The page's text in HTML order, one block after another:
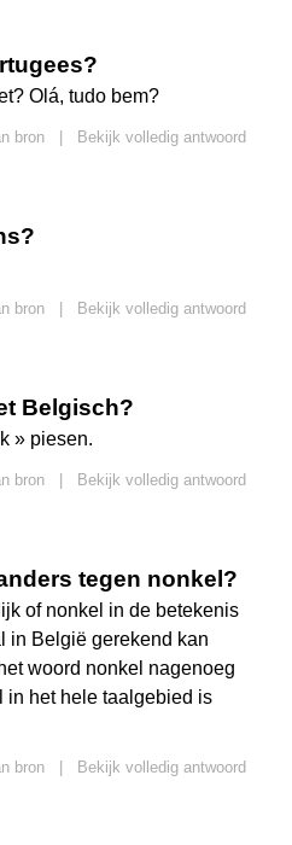
Olá, tudo bem?
bron
Bekijk volledig antwoord
bron
Bekijk volledig antwoord
Belgisch?
» piesen.
bron
Bekijk volledig antwoord
tegen nonkel?
of nonkel in de betekenis
in België gerekend kan
woord nonkel nagenoeg
in het hele taalgebied is
bron
Bekijk volledig antwoord